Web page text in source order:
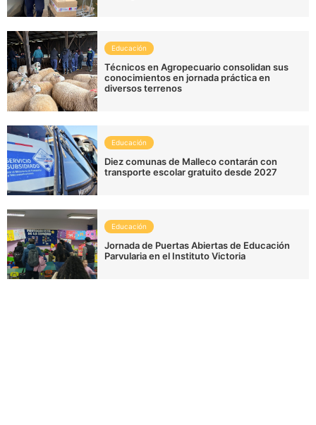
Educación
Técnicos en Agropecuario consolidan sus
conocimientos en jornada práctica en
diversos terrenos
Educación
Diez comunas de Malleco contarán con
transporte escolar gratuito desde 2027
Educación
Jornada de Puertas Abiertas de Educación
Parvularia en el Instituto Victoria